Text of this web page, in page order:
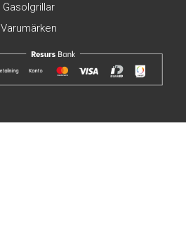
Gasolgrillar
Varumärken